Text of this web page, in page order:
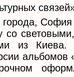
со
из
альбомов